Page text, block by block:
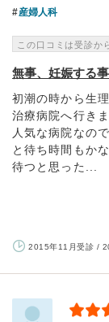
産婦人科
この口コミは受診か
無事、妊娠する
初潮の時から生
治療病院へ行きま
人気な病院なの
と待ち時間もか
待つと思った...
2015年11月受診 /